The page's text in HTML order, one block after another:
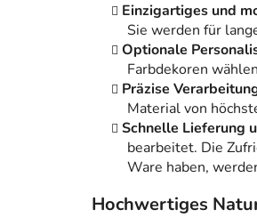
Einzigartiges und
Sie werden für
Optionale
Farbdekoren
Präzise
Material von
Schnelle Lieferung
bearbeitet. Die
Ware haben,
Hochwertiges